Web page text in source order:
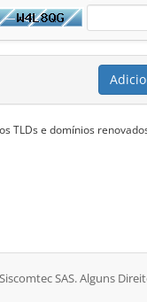
TLDs e domínios
SAS. Alguns